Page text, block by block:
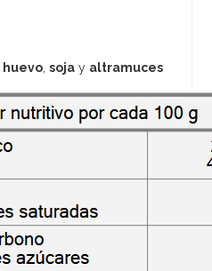
huevo ,soja y altramuces